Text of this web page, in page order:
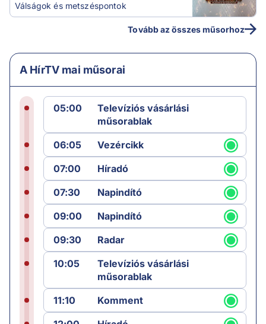
Válságok és metszéspontok
Tovább az összes műsorhoz
A HírTV mai műsorai
05:00
Televíziós vásárlási
műsorablak
06:05
Vezércikk
07:00
Híradó
07:30
Napindító
09:00
Napindító
09:30
Radar
10:05
Televíziós vásárlási
műsorablak
11:10
Komment